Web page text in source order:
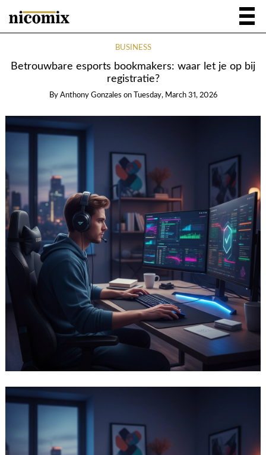
BUSINESS
Betrouwbare esports bookmakers: waar let je op bij
registratie?
By Anthony Gonzales on Tuesday, March 31, 2026